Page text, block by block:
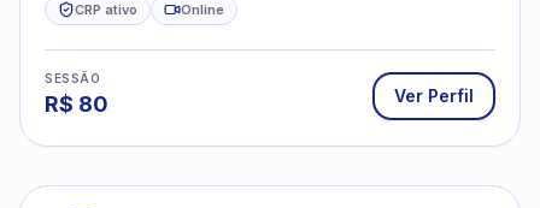
CRP ativo Online
SESSÃO
R$ 80 Ver Perfil